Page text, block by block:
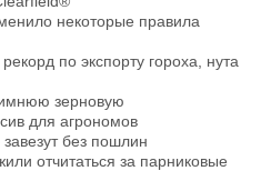
некоторые правила
по экспорту гороха, нута
зерновую
для агрономов
без пошлин
отчитаться за парниковые